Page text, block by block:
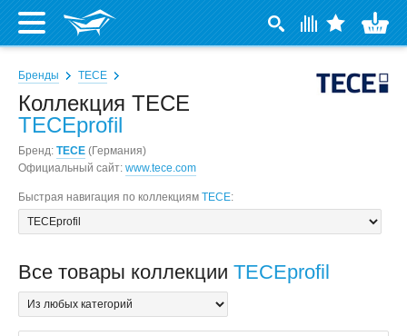
Бренды TECE
Коллекция TECE
TECEprofil
Бренд: TECE (Германия)
Официальный сайт: www.tece.com
Быстрая навигация по коллекциям TECE:
Все товары коллекции TECEprofil